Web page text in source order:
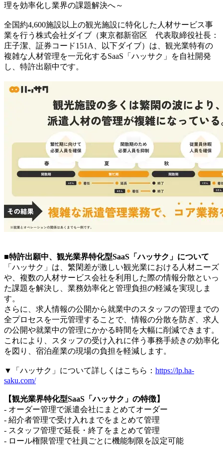
理を効率化し業界の課題解決へ～
全国約4,600施設以上の観光施設に特化した人材サービス事
業を行う株式会社ダイブ（東京都新宿区 代表取締役社長：
庄子潔、証券コード151A、以下ダイブ）は、観光業特有の
複雑な人材管理を一元化するSaaS「ハッサク」を自社開発
し、特許出願中です。
■特許出願中、観光業界特化型SaaS「ハッサク」について
「ハッサク」は、繁閑差が激しい観光業における人材ニーズ
や、複数の人材サービス会社を利用した際の情報分散といっ
た課題を解決し、業務効率化と管理負担の軽減を実現しま
す。
さらに、求人情報の公開から就業中のスタッフの管理までの
全プロセスを一元管理することで、情報の分散を防ぎ、求人
の公開や就業中の管理にかかる時間を大幅に削減できます。
これにより、スタッフの受け入れに伴う事務手続きの効率化
を図り、宿泊産業の現場の負担を軽減します。
▼「ハッサク」について詳しくはこちら： https://lp.ha-
saku.com/
【観光業界特化型SaaS「ハッサク」の特徴】
- オーダー管理で派遣会社にまとめてオーダー
- 紹介者管理で受け入れまでをまとめて管理
- スタッフ管理で延長・終了をまとめて管理
- ロール権限管理で社員ごとに機能制限を設定可能